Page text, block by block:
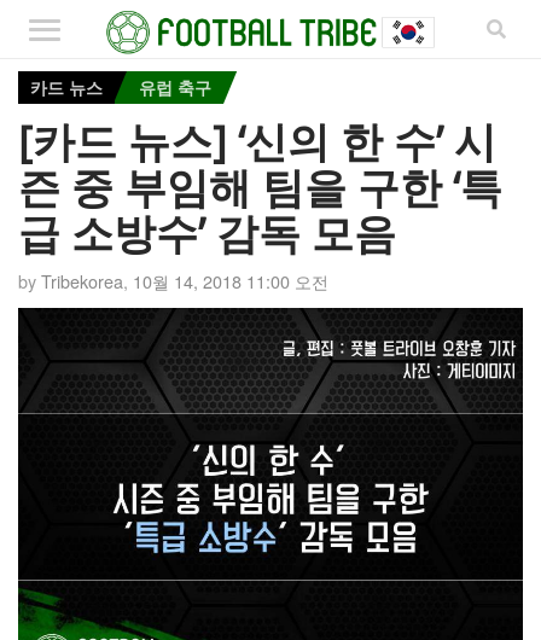
카드 뉴스 유럽 축구
[카드 뉴스] ‘신의 한 수’ 시
즌 중 부임해 팀을 구한 ‘특
급 소방수’ 감독 모음
byTribekorea, 10월 14, 2018 11:00 오전